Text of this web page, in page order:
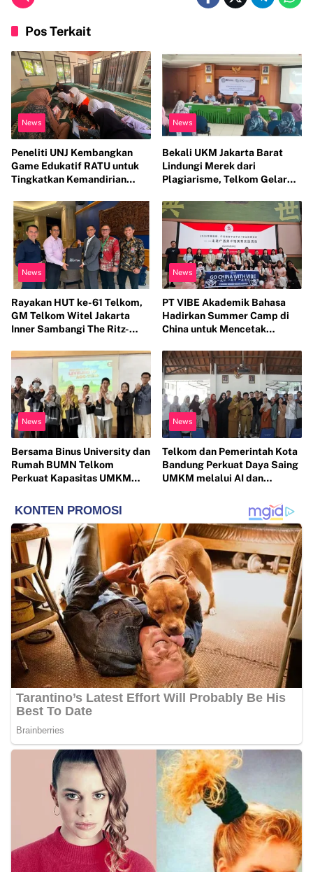
Pos Terkait
News
Peneliti UNJ Kembangkan
Game Edukatif RATU untuk
Tingkatkan Kemandirian
Anak Hambatan Intelektual
News
Bekali UKM Jakarta Barat
Lindungi Merek dari
Plagiarisme, Telkom Gelar
News
Rayakan HUT ke-61 Telkom,
GM Telkom Witel Jakarta
Inner Sambangi The Ritz-
Sinergi Digital untuk Industri
Hospitality
News
PT VIBE Akademik Bahasa
Hadirkan Summer Camp di
China untuk Mencetak
News
Bersama Binus University dan
Rumah BUMN Telkom
Perkuat Kapasitas UMKM
Keuangan dan Strategi
Penentuan Harga Jual
News
Telkom dan Pemerintah Kota
Bandung Perkuat Daya Saing
UMKM melalui AI dan